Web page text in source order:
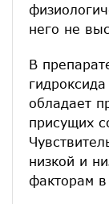
него не
В
обладает
присущих
низкой и
факторам в